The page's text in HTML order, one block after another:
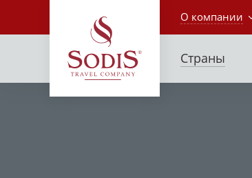
О компании
Страны